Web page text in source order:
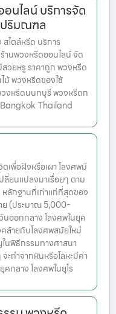
นไลน์ บริการจัด
ปริมณฑล
ไตล์หรีด บริการ
านพวงหรีดออนไลน์ จัด
วยหรู ราคาถูก พวงหรีด
พวงหรีดของใช้
งหรีดนนทบุรี พวงหรีดก
Thailand
เพื่อฝังหรือเผา โลงศพมี
ยนแปลงมาเรื่อยๆ ตาม
ลักฐานที่เก่าแก่ที่สุดของ
ย (ประมาณ 5,000-
ออกกลาง โลงศพในยุค
ล้ายกับโลงศพสมัยใหม่
นพิธีกรรมทางศาสนา
ะทำจากหินหรือโลหะมีค่า
กลาง โลงศพในยุโร